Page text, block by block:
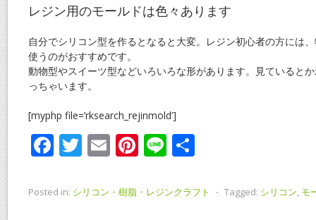
レジン用のモールドは色々あります
自分でシリコン型を作るとなると大変。レジン初心者の方には
使うのがおすすめです。
動物型やスイーツ型などいろいろな形があります。見ていると
っちゃいます。
[myphp file=’rksearch_rejinmold’]
F
e
T
itt
E
ai
Pi
er
Li
e
Posted in: シリコン・樹脂・レジンクラフト ⋅ Tagged: シリコン, モ